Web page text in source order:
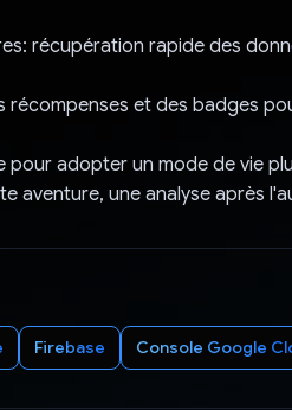
récupération rapide des
récompenses et des badges
pour adopter un mode de vie
aventure, une analyse après
Firebase Console Google